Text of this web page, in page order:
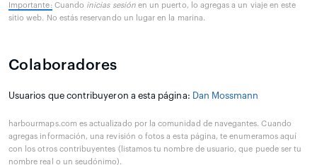
Importante: Cuando inicias sesiónen un puerto, lo agregas a un viaje en este
sitio web. No estás reservando un lugar en la marina.
Colaboradores
Usuarios que contribuyeron a esta página: Dan Mossmann
harbourmaps.com es actualizado por la comunidad de navegantes. Cuando
agregas información, una revisión o fotos a esta página, te enumeramos aquí
con los otros contribuyentes (listamos tu nombre de usuario, que puede ser tu
nombre real o un seudónimo).